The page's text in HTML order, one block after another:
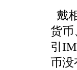
戴
货币
引
币没